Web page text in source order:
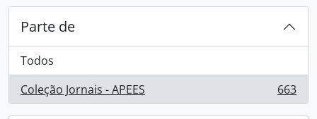
Parte de
Todos
Coleção Jornais - APEES
, 663 resultados 663